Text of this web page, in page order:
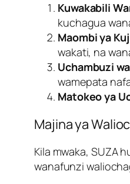
Kuwakabili
kuchagua
Maombi ya
wakati, na
Uchambuzi
wamepata
Matokeo ya
Majina ya
Kila mwaka, SUZA
wanafunzi